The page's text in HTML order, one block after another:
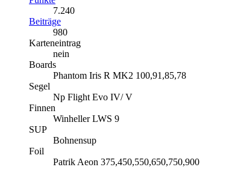
7.240
Beiträge
980
Karteneintrag
nein
Boards
Phantom Iris R MK2 100,91,85,78
Segel
Np Flight Evo IV/ V
Finnen
Winheller LWS 9
SUP
Bohnensup
Foil
Patrik Aeon 375,450,550,650,750,900